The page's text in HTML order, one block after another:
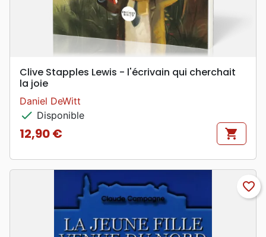
Clive Stapples Lewis - l'écrivain qui cherchait
la joie
Daniel DeWitt
check Disponible
Prix
12,90 € shopping_cart
favorite_border